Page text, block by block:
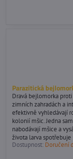
Parazitická
Dravá bejlomorka
zimních zahradách a
efektivně vyhledávají
kolonií mšic. Jedna
nabodávají mšice a
života larva spotřebuje
Dostupnost: Doručení